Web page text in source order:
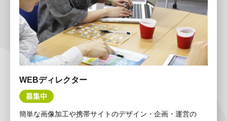
WEBディレクター
募集中
簡単な画像加工や携帯サイトのデザイン・企画・運営の